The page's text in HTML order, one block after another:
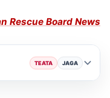
Rescue Board News
TEATA JAGA